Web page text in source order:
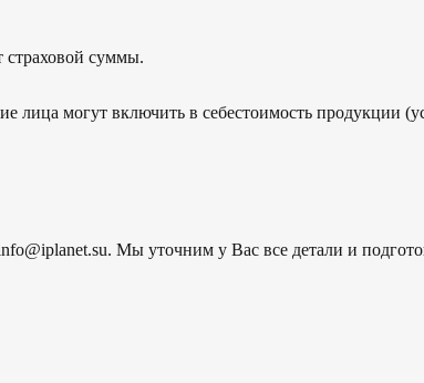
страховой суммы.
лица могут включить в себестоимость продукции
Мы уточним у Вас все детали и